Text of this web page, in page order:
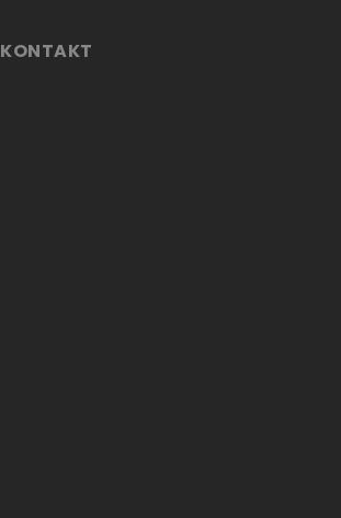
KONTAKT